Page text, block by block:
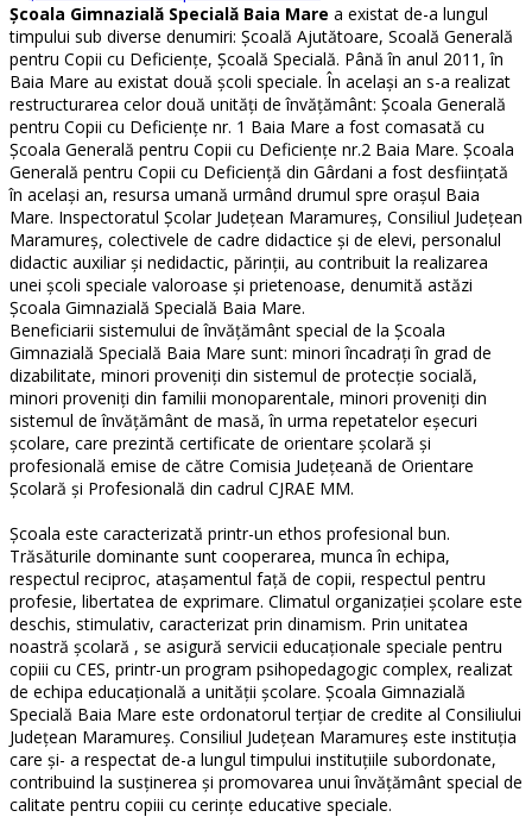
Şcoala Gimnazială Specială Baia Mare a existat de-a lungul
timpului sub diverse denumiri: Şcoală Ajutătoare, Scoală Generală
pentru Copii cu Deficienţe, Școală Specială. Până în anul 2011, în
Baia Mare au existat două şcoli speciale. În acelaşi an s-a realizat
restructurarea celor două unităţi de învăţământ: Şcoala Generală
pentru Copii cu Deficienţe nr. 1 Baia Mare a fost comasată cu
Şcoala Generală pentru Copii cu Deficienţe nr.2 Baia Mare. Şcoala
Generală pentru Copii cu Deficienţă din Gârdani a fost desfiinţată
în acelaşi an, resursa umană urmând drumul spre oraşul Baia
Mare. Inspectoratul Şcolar Judeţean Maramureş, Consiliul Judeţean
Maramureş, colectivele de cadre didactice şi de elevi, personalul
didactic auxiliar şi nedidactic, părinţii, au contribuit la realizarea
unei şcoli speciale valoroase şi prietenoase, denumită astăzi
Şcoala Gimnazială Specială Baia Mare.
Beneficiarii sistemului de învăţământ special de la Şcoala
Gimnazială Specială Baia Mare sunt: minori încadraţi în grad de
dizabilitate, minori proveniţi din sistemul de protecţie socială,
minori proveniţi din familii monoparentale, minori proveniţi din
sistemul de învăţământ de masă, în urma repetatelor eşecuri
şcolare, care prezintă certificate de orientare şcolară şi
profesională emise de către Comisia Judeţeană de Orientare
Şcolară şi Profesională din cadrul CJRAE MM.
Şcoala este caracterizată printr-un ethos profesional bun.
Trăsăturile dominante sunt cooperarea, munca în echipa,
respectul reciproc, ataşamentul faţă de copii, respectul pentru
profesie, libertatea de exprimare. Climatul organizaţiei şcolare este
deschis, stimulativ, caracterizat prin dinamism. Prin unitatea
noastră școlară , se asigură servicii educaţionale speciale pentru
copiii cu CES, printr-un program psihopedagogic complex, realizat
de echipa educaţională a unităţii şcolare. Şcoala Gimnazială
Specială Baia Mare este ordonatorul terţiar de credite al Consiliului
Judeţean Maramureş. Consiliul Judeţean Maramureş este instituţia
care şi- a respectat de-a lungul timpului instituţiile subordonate,
contribuind la susţinerea şi promovarea unui învăţământ special de
calitate pentru copiii cu cerinţe educative speciale.